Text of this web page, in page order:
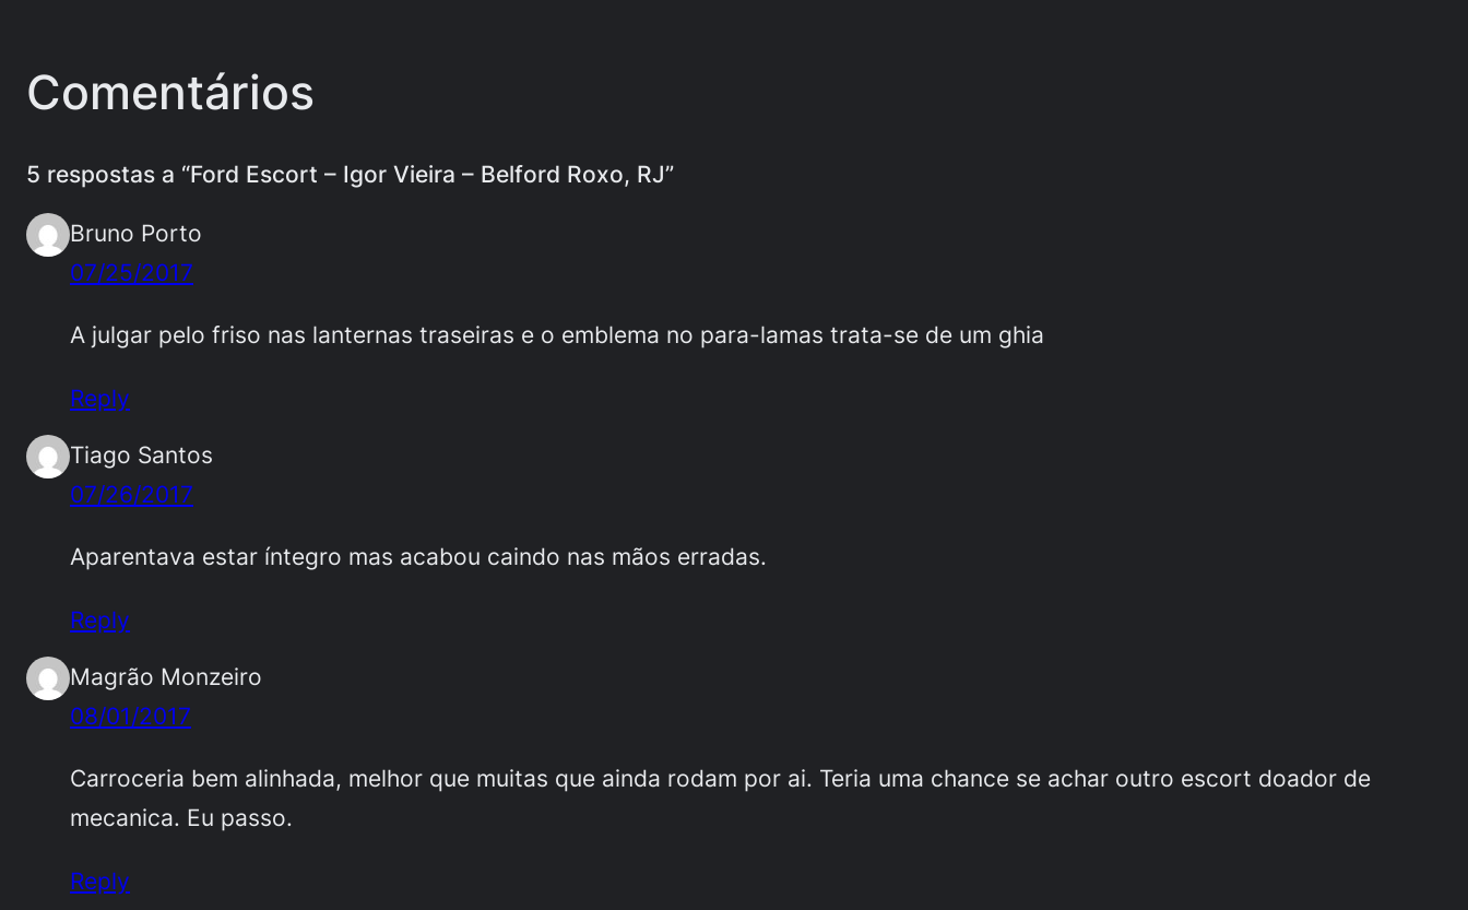
Comentários
5 respostas a “Ford Escort – Igor Vieira – Belford Roxo, RJ”
Bruno Porto
07/25/2017
A julgar pelo friso nas lanternas traseiras e o emblema no para-lamas trata-se de um ghia
Reply
Tiago Santos
07/26/2017
Aparentava estar íntegro mas acabou caindo nas mãos erradas.
Reply
Magrão Monzeiro
08/01/2017
Carroceria bem alinhada, melhor que muitas que ainda rodam por ai. Teria uma chance se achar outro escort doador de
mecanica. Eu passo.
Reply